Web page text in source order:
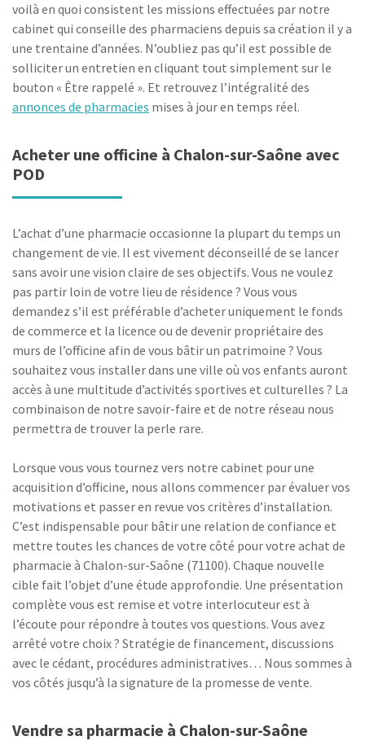
voilà en quoi consistent les missions effectuées par notre
cabinet qui conseille des pharmaciens depuis sa création il y a
une trentaine d’années. N’oubliez pas qu’il est possible de
solliciter un entretien en cliquant tout simplement sur le
bouton « Être rappelé ». Et retrouvez l’intégralité des
annonces de pharmacies mises à jour en temps réel.
Acheter une officine à Chalon-sur-Saône avec
POD
L’achat d’une pharmacie occasionne la plupart du temps un
changement de vie. Il est vivement déconseillé de se lancer
sans avoir une vision claire de ses objectifs. Vous ne voulez
pas partir loin de votre lieu de résidence ? Vous vous
demandez s’il est préférable d’acheter uniquement le fonds
de commerce et la licence ou de devenir propriétaire des
murs de l’officine afin de vous bâtir un patrimoine ? Vous
souhaitez vous installer dans une ville où vos enfants auront
accès à une multitude d’activités sportives et culturelles ? La
combinaison de notre savoir-faire et de notre réseau nous
permettra de trouver la perle rare.
Lorsque vous vous tournez vers notre cabinet pour une
acquisition d’officine, nous allons commencer par évaluer vos
motivations et passer en revue vos critères d’installation.
C’est indispensable pour bâtir une relation de confiance et
mettre toutes les chances de votre côté pour votre achat de
pharmacie à Chalon-sur-Saône (71100). Chaque nouvelle
cible fait l’objet d’une étude approfondie. Une présentation
complète vous est remise et votre interlocuteur est à
l’écoute pour répondre à toutes vos questions. Vous avez
arrêté votre choix ? Stratégie de financement, discussions
avec le cédant, procédures administratives… Nous sommes à
vos côtés jusqu’à la signature de la promesse de vente.
Vendre sa pharmacie à Chalon-sur-Saône